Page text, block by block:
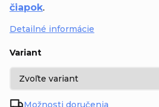
Variant
Možnosti doručenia
čiapok.
Detailné informácie